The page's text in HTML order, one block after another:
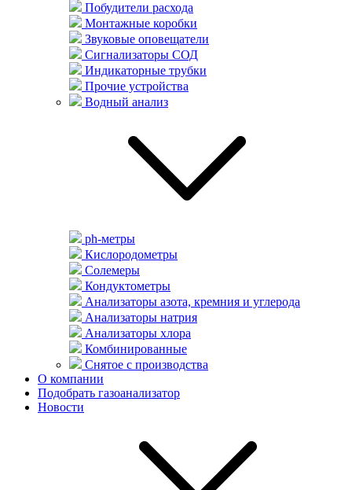
Побудители расхода
Монтажные коробки
Звуковые оповещатели
Сигнализаторы СОД
Индикаторные трубки
Прочие устройства
Водный анализ
ph-метры
Кислородометры
Солемеры
Кондуктометры
Анализаторы азота, кремния и углерода
Анализаторы натрия
Анализаторы хлора
Комбинированные
Снятое с производства
О компании
Подобрать газоанализатор
Новости